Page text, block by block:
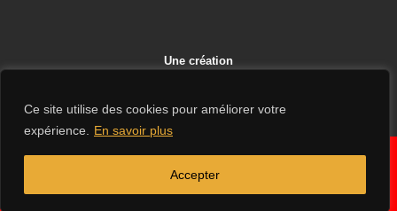
En raison des congés d'été de nos fournisseurs, les délais de
livraison peuvent être légèrement rallongés. Merci de votre
compréhension
Ce site utilise des cookies pour améliorer votre
expérience.
En savoir plus
Accepter
Une création